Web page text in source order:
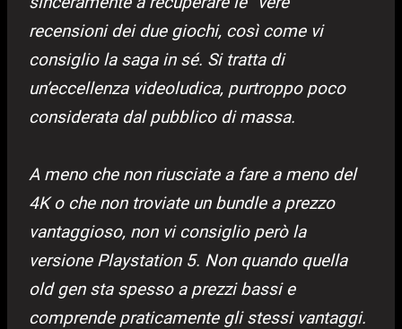
recensioni dei due giochi, così come vi
consiglio la saga in sé. Si tratta di
un’eccellenza videoludica, purtroppo poco
considerata dal pubblico di massa.
A meno che non riusciate a fare a meno del
4K o che non troviate un bundle a prezzo
vantaggioso, non vi consiglio però la
versione Playstation 5. Non quando quella
old gen sta spesso a prezzi bassi e
comprende praticamente gli stessi vantaggi.